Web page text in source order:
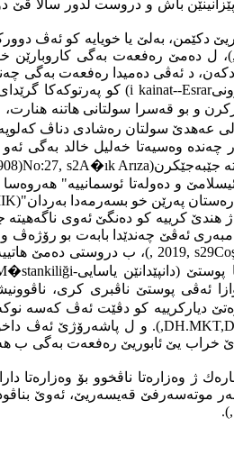
باش و دروست لدور سالا
دکێمن، بەلێ یا خویایە کو ئەڤ
)، ل دەمێ رەفعەت بەگی کاروبارێن
د ئەڤی دەمیدا رەفعەت بەگی
Esrar
-
i kainat-) كو پەرتوکەکا
و بو قەسرا سولتانی هاتنە
چەندە وەسیەتا خەلیل خالد
جێبەجێکرن(A�ık Arıza
s2
و دەولەتا ئوسمانییە"
پەرێن خو بسەرمەدا بەردان"(
ژ هندێ کرییە کو دەنگێ ئەوی
ئەڤێ چەندێدا بابەت بو
, 2019, s29
(دانپێدانێن یاسایی
ئەڤی پوستێ ناڤبری کری،
دیارکرییە کو دڤێت ئەڤ کەسە
). و ل پاشەرۆژێ ئەڤ
خراب یێ ئابوریێ رەفعەت بەگی
نڤیساره‌ك ژ وەزارەتا ناڤخوو بۆ
قەیسەریێ، ئەوێ
).